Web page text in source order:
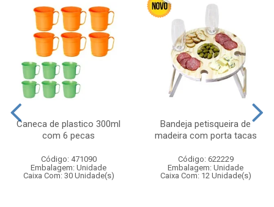
Caneca de plastico 300ml
com 6 pecas
Código: 471090
Embalagem: Unidade
Caixa Com: 30 Unidade(s)
Bandeja petisqueira de
madeira com porta tacas
Código: 622229
Embalagem: Unidade
Caixa Com: 12 Unidade(s)